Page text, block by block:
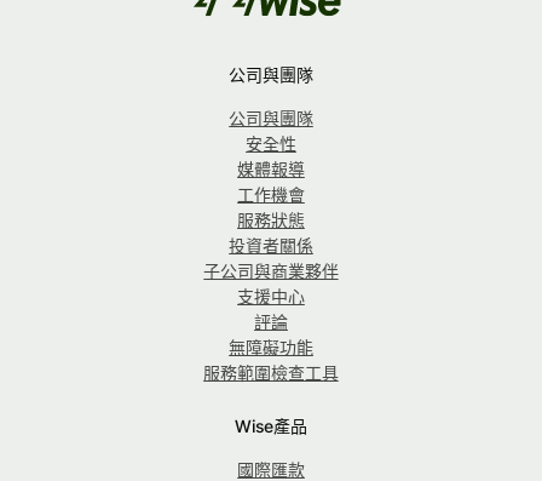
公司與團隊
公司與團隊
安全性
媒體報導
工作機會
服務狀態
投資者關係
子公司與商業夥伴
支援中心
評論
無障礙功能
服務範圍檢查工具
Wise產品
國際匯款